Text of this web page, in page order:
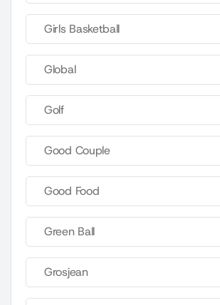
Girls Basketball
Global
Golf
Good Couple
Good Food
Green Ball
Grosjean